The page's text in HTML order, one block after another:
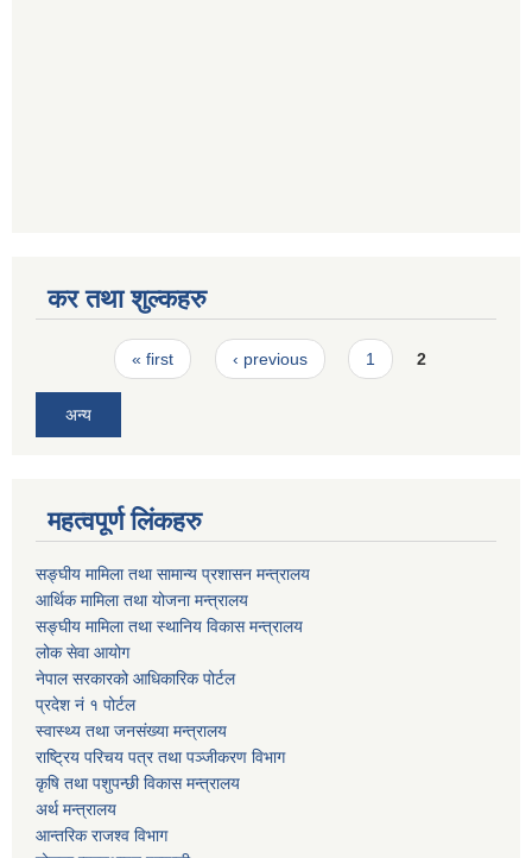
कर तथा शुल्कहरु
Pages« first ‹ previous 1 2
अन्य
महत्वपूर्ण लिंकहरु
सङ्घीय मामिला तथा सामान्य प्रशासन मन्त्रालय
आर्थिक मामिला तथा योजना मन्त्रालय
सङ्घीय मामिला तथा स्थानिय विकास मन्त्रालय
लोक सेवा आयोग
नेपाल सरकारको आधिकारिक पोर्टल
प्रदेश नं १ पोर्टल
स्वास्थ्य तथा जनसंख्या मन्त्रालय
राष्ट्रिय परिचय पत्र तथा पञ्जीकरण विभाग
कृषि तथा पशुपन्छी विकास मन्त्रालय
अर्थ मन्त्रालय
आन्तरिक राजश्व विभाग